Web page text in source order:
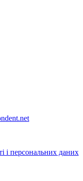
і персональних даних